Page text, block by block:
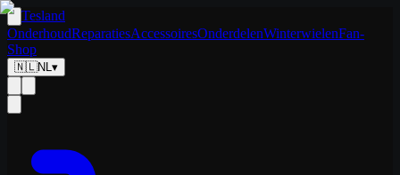
Tesland
OnderhoudReparatiesAccessoiresOnderdelenWinterwielenFan-
Shop
🇳🇱NL▾